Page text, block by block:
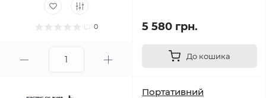
0 5 580 грн.
До кошика
Портативний